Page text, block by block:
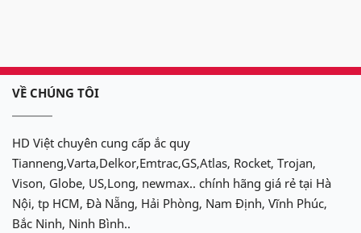
VỀ CHÚNG TÔI
HD Việt chuyên cung cấp ắc quy
Tianneng,Varta,Delkor,Emtrac,GS,Atlas, Rocket, Trojan,
Vison, Globe, US,Long, newmax.. chính hãng giá rẻ tại Hà
Nội, tp HCM, Đà Nẵng, Hải Phòng, Nam Định, Vĩnh Phúc,
Bắc Ninh, Ninh Bình..